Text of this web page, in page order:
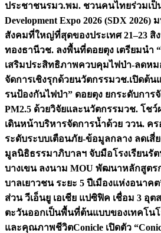
ประชาชนรมว.พม. ชวนคนไทยร่วมเป็
Development Expo 2026 (SDX
สังคมที่ใหญ่ที่สุดของประเทศ 21–23
ทองธานีวช. ลงพื้นที่ดอยตุง เตรียมนำ
เสริมประสิทธิภาพควบคุมไฟป่า-ลดห
จัดการเชิงรุกด้วยนวัตกรรมวช.เปิดต้น
รนป้องกันไฟป่า” ดอยตุง ยกระดับการ
PM2.5 ด้วยวิจัยและนวัตกรรมวช. โชว์
เดินหน้าบริหารจัดการน้ำด้วย ววน. ค
ระดับระบบเตือนภัย-ข้อมูลกลาง ลดเสี่
มูลนิธิธรรมาภิบาลฯ จับมือโรงเรียนรั
บางเขน ลงนาม MOU พัฒนาหลักสูต
บาลเยาวชน ระยะ 5 ปีเมืองแห่งอนาค
ส่วน วีเอ็นยู เอเชีย แปซิฟิค เชื่อม 3 อุ
ตะวันออกเป็นพื้นที่ต้นแบบของเทคโนโ
และคุณภาพชีวิตConicle เปิดตัว